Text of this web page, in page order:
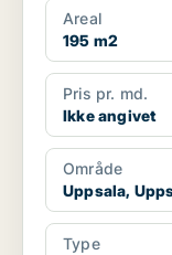
Areal
195 m2
Pris pr. md.
Ikke angivet
Område
Uppsala,
Type